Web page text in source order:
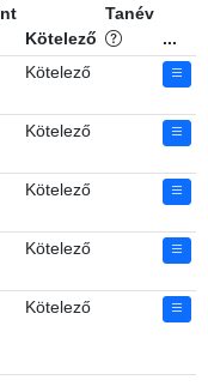
Kötelező
Tanév
...
Kötelező
Kötelező
Kötelező
Kötelező
Kötelező